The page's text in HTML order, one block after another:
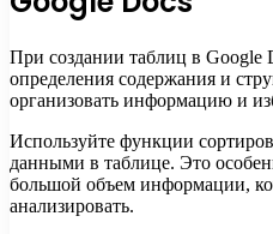
При создании таблиц в Google
определения содержания и
организовать информацию и
Используйте функции
данными в таблице. Это
большой объем информации,
анализировать.